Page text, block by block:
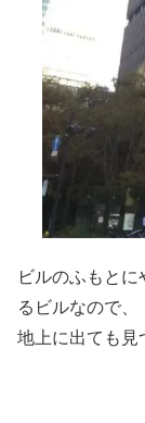
ビルのふもと
るビルなので、
地上に出ても見